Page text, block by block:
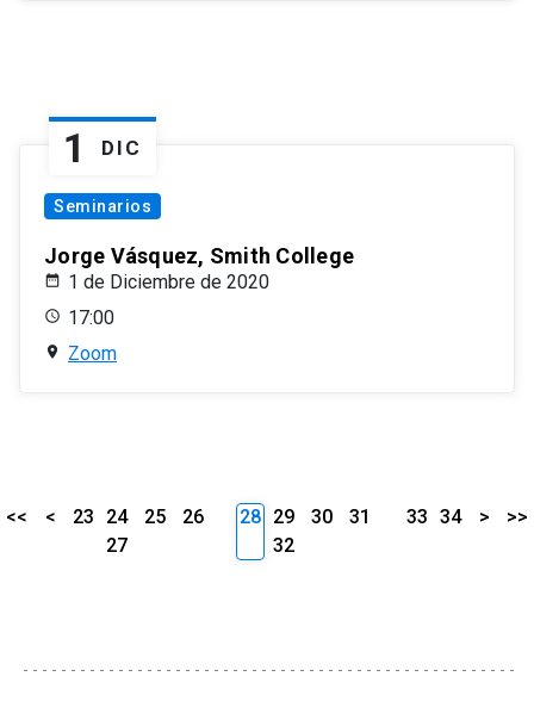
1 DIC
Seminarios
Jorge Vásquez, Smith College
1 de Diciembre de 2020
17:00
Zoom
<< < 23 24 25
26
27
28 29 30
31
32
33 34 > >>